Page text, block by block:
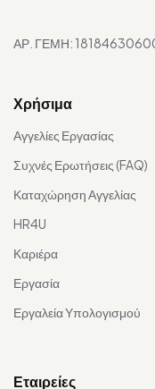
ΑΡ. ΓΕΜΗ:
Χρήσιμα
Αγγελίες Εργασίας
Συχνές Ερωτήσεις (FAQ)
Καταχώρηση Αγγελίας
HR4U
Καριέρα
Εργασία
Εργαλεία Υπολογισμού
Εταιρείες